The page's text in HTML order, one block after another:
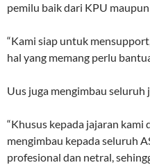
pemilu baik dari KPU
“Kami siap untuk
hal yang memang perlu
Uus juga mengimbau
“Khusus kepada jajaran kami
mengimbau kepada seluruh
profesional dan netral,